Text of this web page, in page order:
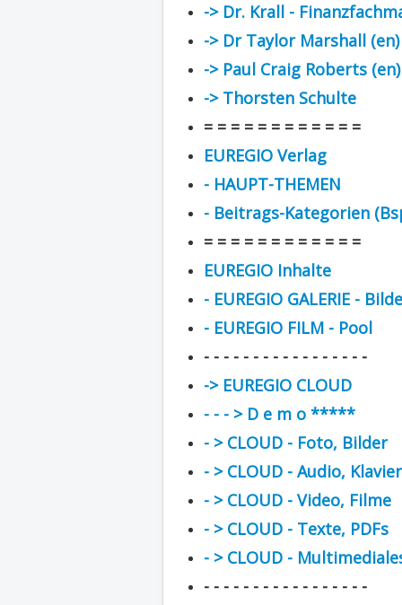
-> Dr. Krall -
-> Dr Taylor Marshall
-> Paul Craig Roberts (en)
-> Thorsten Schulte
= = = = = = = = = = = =
EUREGIO Verlag
- HAUPT-THEMEN
- Beitrags-Kategorien
= = = = = = = = = = = =
EUREGIO Inhalte
- EUREGIO GALERIE -
- EUREGIO FILM - Pool
- - - - - - - - - - - - - - - - -
-> EUREGIO CLOUD
- - - > D e m o *****
- > CLOUD - Foto, Bilder
- > CLOUD - Audio,
- > CLOUD - Video, Filme
- > CLOUD - Texte, PDFs
- > CLOUD -
- - - - - - - - - - - - - - - - -